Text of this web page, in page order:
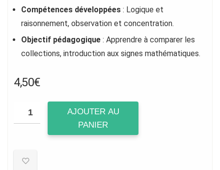
Compétences développées : Logique et
raisonnement, observation et concentration.
Objectif pédagogique : Apprendre à comparer les
collections, introduction aux signes mathématiques.
4,50€
AJOUTER AU
PANIER